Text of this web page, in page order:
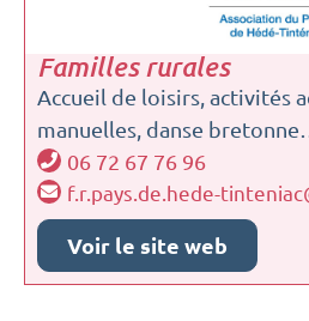
Familles rurales
Accueil de loisirs, activités
manuelles, danse
06 72 67 76 96
f.r.pays.de.hede-
Voir le site web